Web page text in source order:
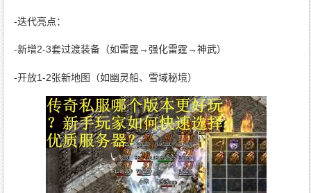
-迭代亮点：
-新增2-3套过渡装备（如雷霆→强化雷霆→神武）
-开放1-2张新地图（如幽灵船、雪域秘境）